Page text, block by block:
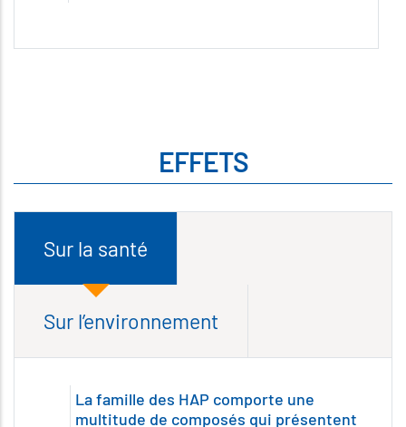
EFFETS
Sur la santé
Sur l’environnement
La famille des HAP comporte une
multitude de composés qui présentent